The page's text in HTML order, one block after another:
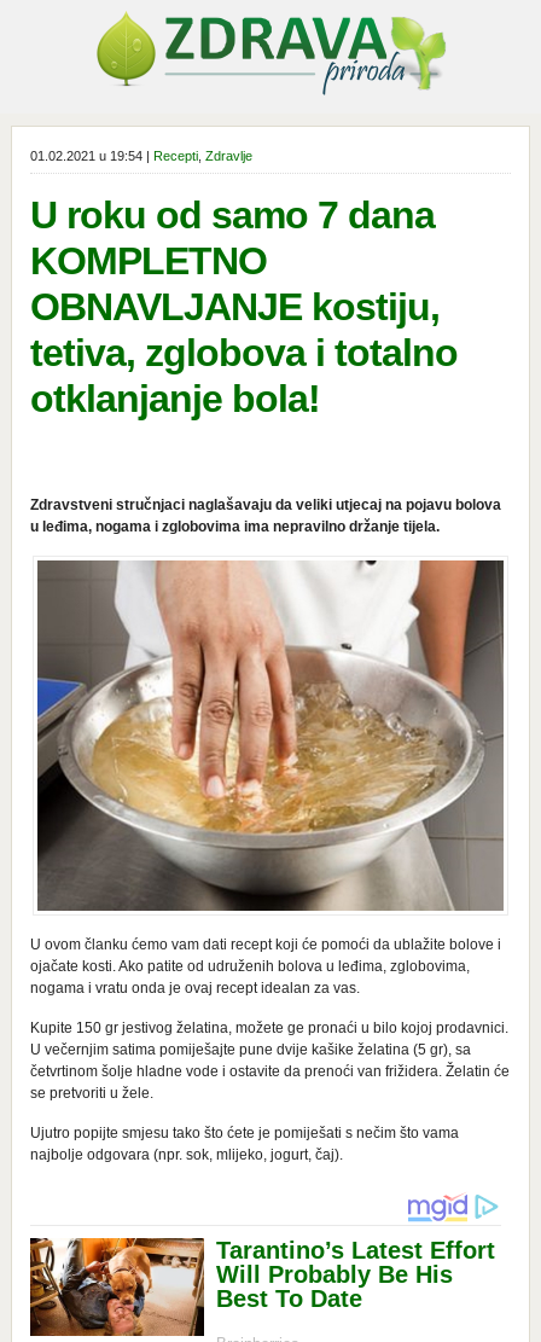
01.02.2021 u 19:54 | Recepti, Zdravlje
U roku od samo 7 dana
KOMPLETNO
OBNAVLJANJE kostiju,
tetiva, zglobova i totalno
otklanjanje bola!
Zdravstveni stručnjaci naglašavaju da veliki utjecaj na pojavu bolova
u leđima, nogama i zglobovima ima nepravilno držanje tijela.
U ovom članku ćemo vam dati recept koji će pomoći da ublažite bolove i
ojačate kosti. Ako patite od udruženih bolova u leđima, zglobovima,
nogama i vratu onda je ovaj recept idealan za vas.
Kupite 150 gr jestivog želatina, možete ge pronaći u bilo kojoj prodavnici.
U večernjim satima pomiješajte pune dvije kašike želatina (5 gr), sa
četvrtinom šolje hladne vode i ostavite da prenoći van frižidera. Želatin će
se pretvoriti u žele.
Ujutro popijte smjesu tako što ćete je pomiješati s nečim što vama
najbolje odgovara (npr. sok, mlijeko, jogurt, čaj).